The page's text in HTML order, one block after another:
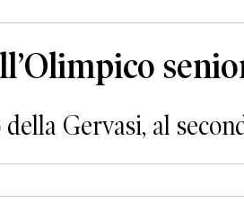
Gervasi, al